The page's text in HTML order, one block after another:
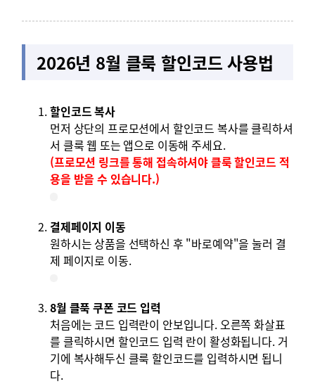
2026년 8월 클룩 할인코드 사용법
할인코드 복사
먼저 상단의 프로모션에서 할인코드 복사를 클릭하셔
서 클룩 웹 또는 앱으로 이동해 주세요.
(프로모션 링크를 통해 접속하셔야 클룩 할인코드 적
용을 받을 수 있습니다.)
결제페이지 이동
원하시는 상품을 선택하신 후 "바로예약"을 눌러 결
제 페이지로 이동.
8월 클푹 쿠폰 코드 입력
처음에는 코드 입력란이 안보입니다. 오른쪽 화살표
를 클릭하시면 할인코드 입력 란이 활성화됩니다. 거
기에 복사해두신 클룩 할인코드를 입력하시면 됩니
다.